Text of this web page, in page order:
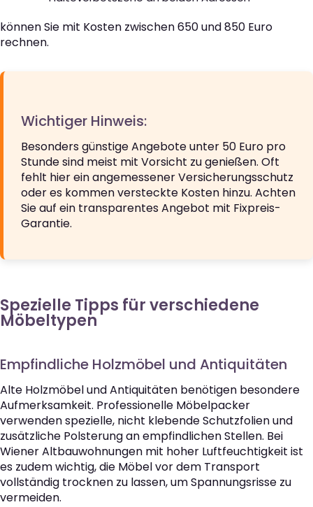
können Sie mit Kosten zwischen 650 und 850 Euro
rechnen.
Wichtiger Hinweis:
Besonders günstige Angebote unter 50 Euro pro
Stunde sind meist mit Vorsicht zu genießen. Oft
fehlt hier ein angemessener Versicherungsschutz
oder es kommen versteckte Kosten hinzu. Achten
Sie auf ein transparentes Angebot mit Fixpreis-
Garantie.
Spezielle Tipps für verschiedene
Möbeltypen
Empfindliche Holzmöbel und Antiquitäten
Alte Holzmöbel und Antiquitäten benötigen besondere
Aufmerksamkeit. Professionelle Möbelpacker
verwenden spezielle, nicht klebende Schutzfolien und
zusätzliche Polsterung an empfindlichen Stellen. Bei
Wiener Altbauwohnungen mit hoher Luftfeuchtigkeit ist
es zudem wichtig, die Möbel vor dem Transport
vollständig trocknen zu lassen, um Spannungsrisse zu
vermeiden.